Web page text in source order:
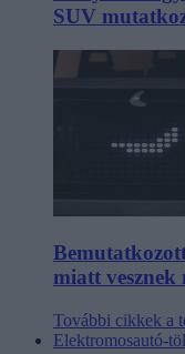
SUV
miatt vesznek
További cikkek a
Elektromosautó-